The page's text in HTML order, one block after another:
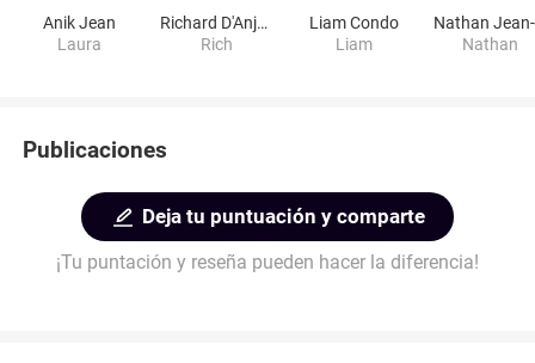
Anik Jean
Laura
Richard D'Anjou
Rich
Liam Condo
Liam
Nathan
Publicaciones
Deja tu puntuación y comparte
¡Tu puntación y reseña pueden hacer la diferencia!